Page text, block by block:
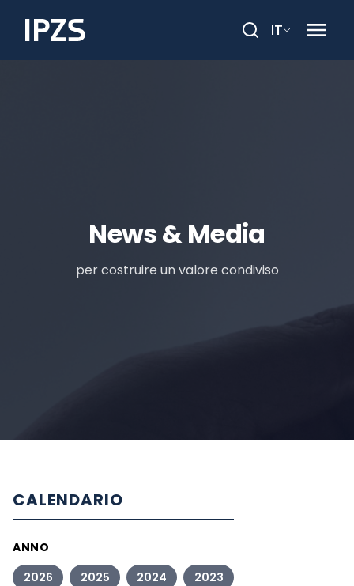
Cerca
IT
News & Media
per costruire un valore condiviso
CALENDARIO
ANNO
2026
2025 2024 2023